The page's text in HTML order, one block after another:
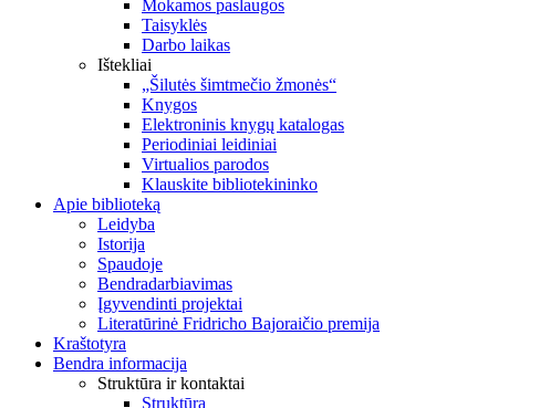
Mokamos paslaugos
Taisyklės
Darbo laikas
Ištekliai
„Šilutės šimtmečio žmonės“
Knygos
Elektroninis knygų katalogas
Periodiniai leidiniai
Virtualios parodos
Klauskite bibliotekininko
Apie biblioteką
Leidyba
Istorija
Spaudoje
Bendradarbiavimas
Įgyvendinti projektai
Literatūrinė Fridricho Bajoraičio premija
Kraštotyra
Bendra informacija
Struktūra ir kontaktai
Struktūra